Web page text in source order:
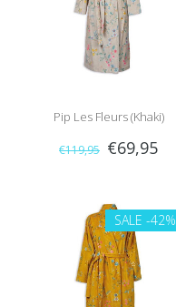
Pip Les Fleurs (Khaki)
€119,95 €69,95
SALE -42%